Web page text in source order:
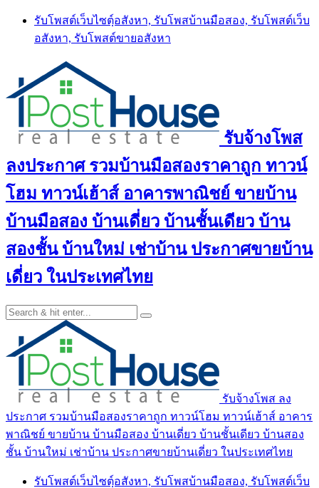
Skip
content
รับโพสต์เว็บไซตฺ์อสังหา, รับโพสบ้านมือสอง, รับโพสต์เว็บ
อสังหา, รับโพสต์ขายอสังหา
รับจ้างโพส
ลงประกาศ รวมบ้านมือสองราคาถูก ทาวน์
โฮม ทาวน์เฮ้าส์ อาคารพาณิชย์ ขายบ้าน
บ้านมือสอง บ้านเดี่ยว บ้านชั้นเดียว บ้าน
สองชั้น บ้านใหม่ เช่าบ้าน ประกาศขายบ้าน
เดี่ยว ในประเทศไทย
รับจ้างโพส ลง
ประกาศ รวมบ้านมือสองราคาถูก ทาวน์โฮม ทาวน์เฮ้าส์ อาคาร
พาณิชย์ ขายบ้าน บ้านมือสอง บ้านเดี่ยว บ้านชั้นเดียว บ้านสอง
ชั้น บ้านใหม่ เช่าบ้าน ประกาศขายบ้านเดี่ยว ในประเทศไทย
รับโพสต์เว็บไซตฺ์อสังหา, รับโพสบ้านมือสอง, รับโพสต์เว็บ